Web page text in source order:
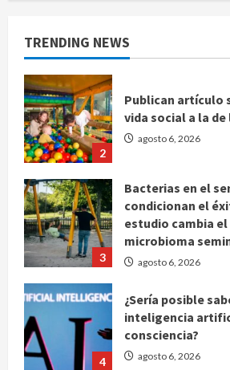
TRENDING NEWS
1
millonarias por
2
Publican artículo
vida social a la
agosto 6, 2026
3
Bacterias en el
condicionan el
estudio cambia
microbioma
agosto 6, 2026
4
¿Sería posible
inteligencia
consciencia?
agosto 6, 2026